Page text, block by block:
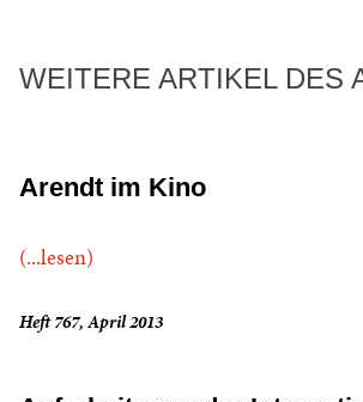
WEITERE ARTIKEL DES
Arendt im Kino
(...lesen)
Heft 767, April 2013